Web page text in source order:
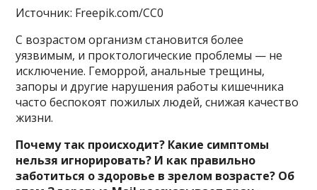
Источник: Freepik.com/CC0
С возрастом организм становится более
уязвимым, и проктологические проблемы — не
исключение. Геморрой, анальные трещины,
запоры и другие нарушения работы кишечника
часто беспокоят пожилых людей, снижая качество
жизни.
Почему так происходит? Какие симптомы
нельзя игнорировать? И как правильно
заботиться о здоровье в зрелом возрасте? Об